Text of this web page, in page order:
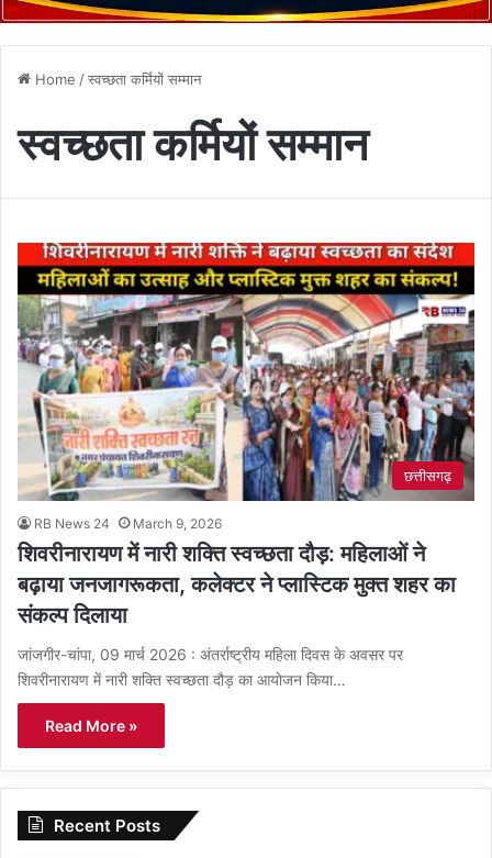
Home /स्वच्छता कर्मियों सम्मान
स्वच्छता कर्मियों सम्मान
छत्तीसगढ़
RB News 24 March 9, 2026
शिवरीनारायण में नारी शक्ति स्वच्छता दौड़: महिलाओं ने
बढ़ाया जनजागरूकता, कलेक्टर ने प्लास्टिक मुक्त शहर का
संकल्प दिलाया
जांजगीर-चांपा, 09 मार्च 2026 : अंतर्राष्ट्रीय महिला दिवस के अवसर पर
शिवरीनारायण में नारी शक्ति स्वच्छता दौड़ का आयोजन किया…
Read More »
Recent Posts